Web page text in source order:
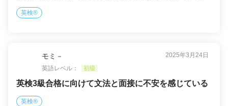
英検®
モミ－
2025年3月24日
英語レベル：
初級
英検3級合格に向けて文法と面接に不安を感じている
英検®